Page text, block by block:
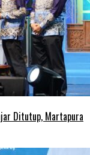
Ditutup, Martapura